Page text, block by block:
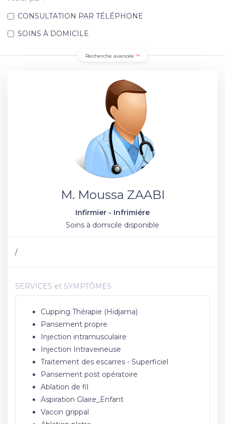
CONSULTATION PAR TÉLÉPHONE
SOINS À DOMICILE
Recherche avancée
M. Moussa ZAABI
Infirmier - Infrimiére
Soins à domicile disponible
/
SERVICES et SYMPTÔMES
Cupping Thérapie (Hidjama)
Pansement propre
Injection intramusculaire
Injection Intraveineuse
Traitement des escarres - Superficiel
Pansement post opératoire
Ablation de fil
Aspiration Glaire_Enfant
Vaccin grippal